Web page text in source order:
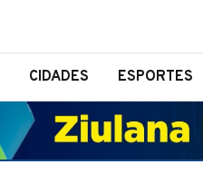
CIDADES ESPORTES